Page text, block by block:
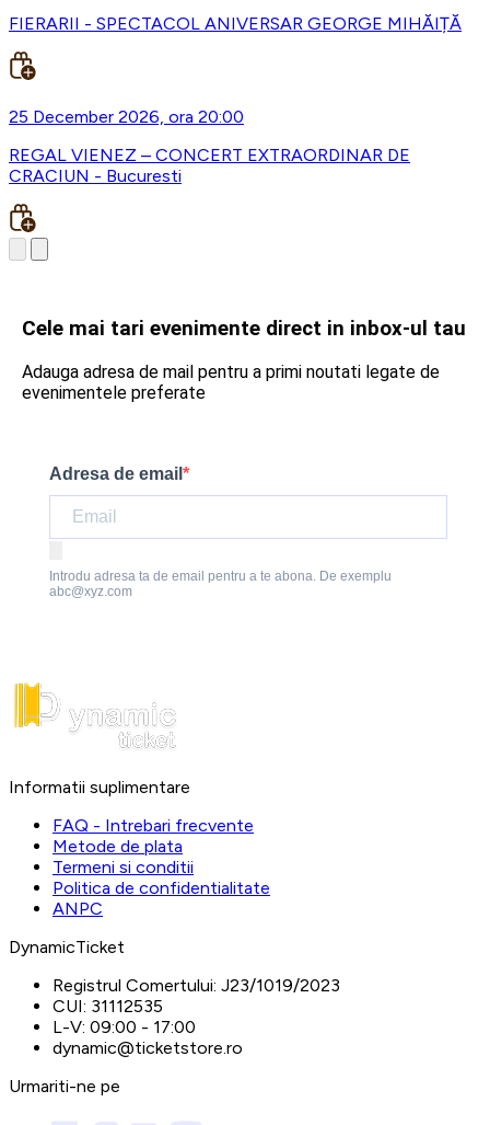
FIERARII - SPECTACOL ANIVERSAR GEORGE MIHĂIȚĂ
25 December 2026, ora 20:00
REGAL VIENEZ – CONCERT EXTRAORDINAR DE
CRACIUN - Bucuresti
Cele mai tari evenimente direct in inbox-ul tau
Adauga adresa de mail pentru a primi noutati legate de
evenimentele preferate
Adresa de email
Introdu adresa ta de email pentru a te abona. De exemplu
abc@xyz.com
Informatii suplimentare
FAQ - Intrebari frecvente
Metode de plata
Termeni si conditii
Politica de confidentialitate
ANPC
DynamicTicket
Registrul Comertului: J23/1019/2023
CUI: 31112535
L-V: 09:00 - 17:00
dynamic@ticketstore.ro
Urmariti-ne pe